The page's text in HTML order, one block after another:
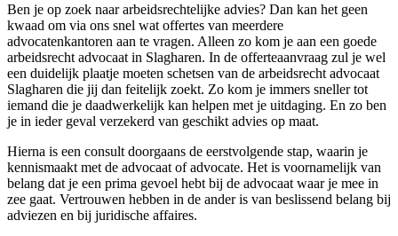
Ben je op zoek naar arbeidsrechtelijke advies? Dan kan het geen
kwaad om via ons snel wat offertes van meerdere
advocatenkantoren aan te vragen. Alleen zo kom je aan een goede
arbeidsrecht advocaat in Slagharen. In de offerteaanvraag zul je wel
een duidelijk plaatje moeten schetsen van de arbeidsrecht advocaat
Slagharen die jij dan feitelijk zoekt. Zo kom je immers sneller tot
iemand die je daadwerkelijk kan helpen met je uitdaging. En zo ben
je in ieder geval verzekerd van geschikt advies op maat.
Hierna is een consult doorgaans de eerstvolgende stap, waarin je
kennismaakt met de advocaat of advocate. Het is voornamelijk van
belang dat je een prima gevoel hebt bij de advocaat waar je mee in
zee gaat. Vertrouwen hebben in de ander is van beslissend belang bij
adviezen en bij juridische affaires.